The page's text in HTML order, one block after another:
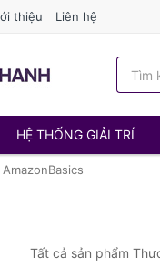
thiệu Liên hệ
HỆ THỐNG GIẢI TRÍ
AmazonBasics
Tất cả sản phẩm